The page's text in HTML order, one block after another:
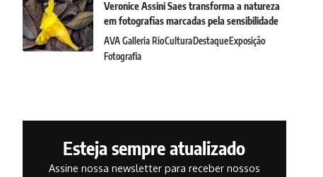
Veronice Assini Saes transforma a natureza
em fotografias marcadas pela sensibilidade
AVA Galleria RioCulturaDestaqueExposição
Fotografia
Esteja sempre atualizado
Assine nossa newsletter para receber nossos